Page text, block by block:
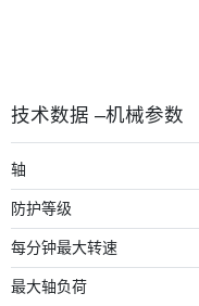
技术数据 –机械参数
轴
防护等级
每分钟最大转速
最大轴负荷